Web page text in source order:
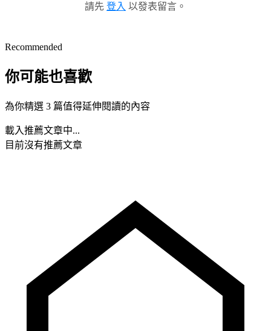
請先 登入 以發表留言。
Recommended
你可能也喜歡
為你精選 3 篇值得延伸閱讀的內容
載入推薦文章中...
目前沒有推薦文章